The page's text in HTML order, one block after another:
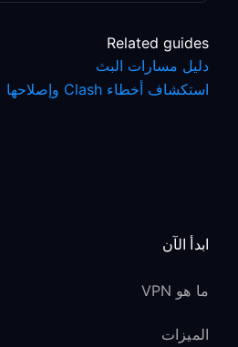
Related guides
دليل مسارات البث
استكشاف أخطاء Clash وإصلاحها
ابدأ الآن
ما هو VPN
الميزات